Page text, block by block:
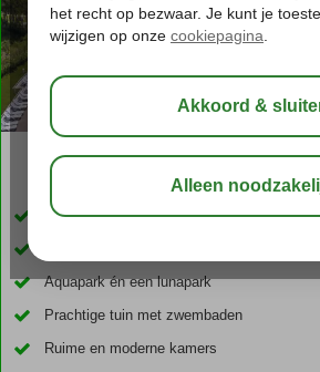
aug 33°C
Luxe 5 sterren hotel direct aan privé strand
Aquapark én een lunapark
Prachtige tuin met zwembaden
Ruime en moderne kamers